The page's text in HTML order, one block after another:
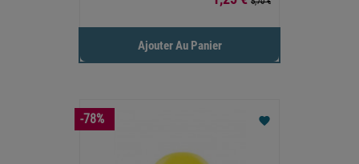
Ajouter Au Panier
favorite
-78%